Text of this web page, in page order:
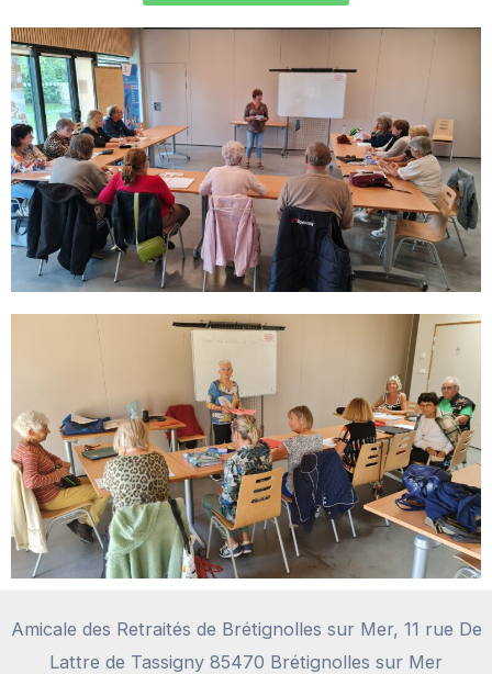
Amicale des Retraités de Brétignolles sur Mer, 11 rue De
Lattre de Tassigny 85470 Brétignolles sur Mer